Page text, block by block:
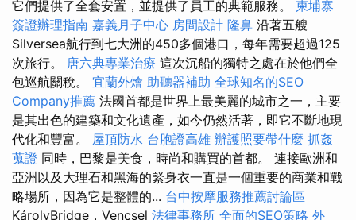
它們提供了全套安置，並提供了員工的典範服務。 柬埔寨
簽證辦理指南 嘉義月子中心 房間設計 隆鼻 沿著五艘
Silversea航行到七大洲的450多個港口，每年需要超過125
次旅行。 唐六典專業治療 這次沉船的獨特之處在於他們全
包巡航關稅。 宜蘭外燴 助聽器補助 全球知名的SEO
Company推薦 法國首都是世界上最美麗的城市之一，主要
是其出色的建築和文化遺產，如今仍然活著，即它不斷地現
代化和豐富。 屋頂防水 台胞證高雄 辦護照要帶什麼 抓姦
蒐證 同時，巴黎是美食，時尚和購買的首都。 連接歐洲和
亞洲以及大理石和黑海的緊身衣一直是一個重要的商業和戰
略場所，因為它是整體的... 台中按摩服務推薦討論區
KárolyBridge，Vencsel 法律事務所 全面的SEO策略 外